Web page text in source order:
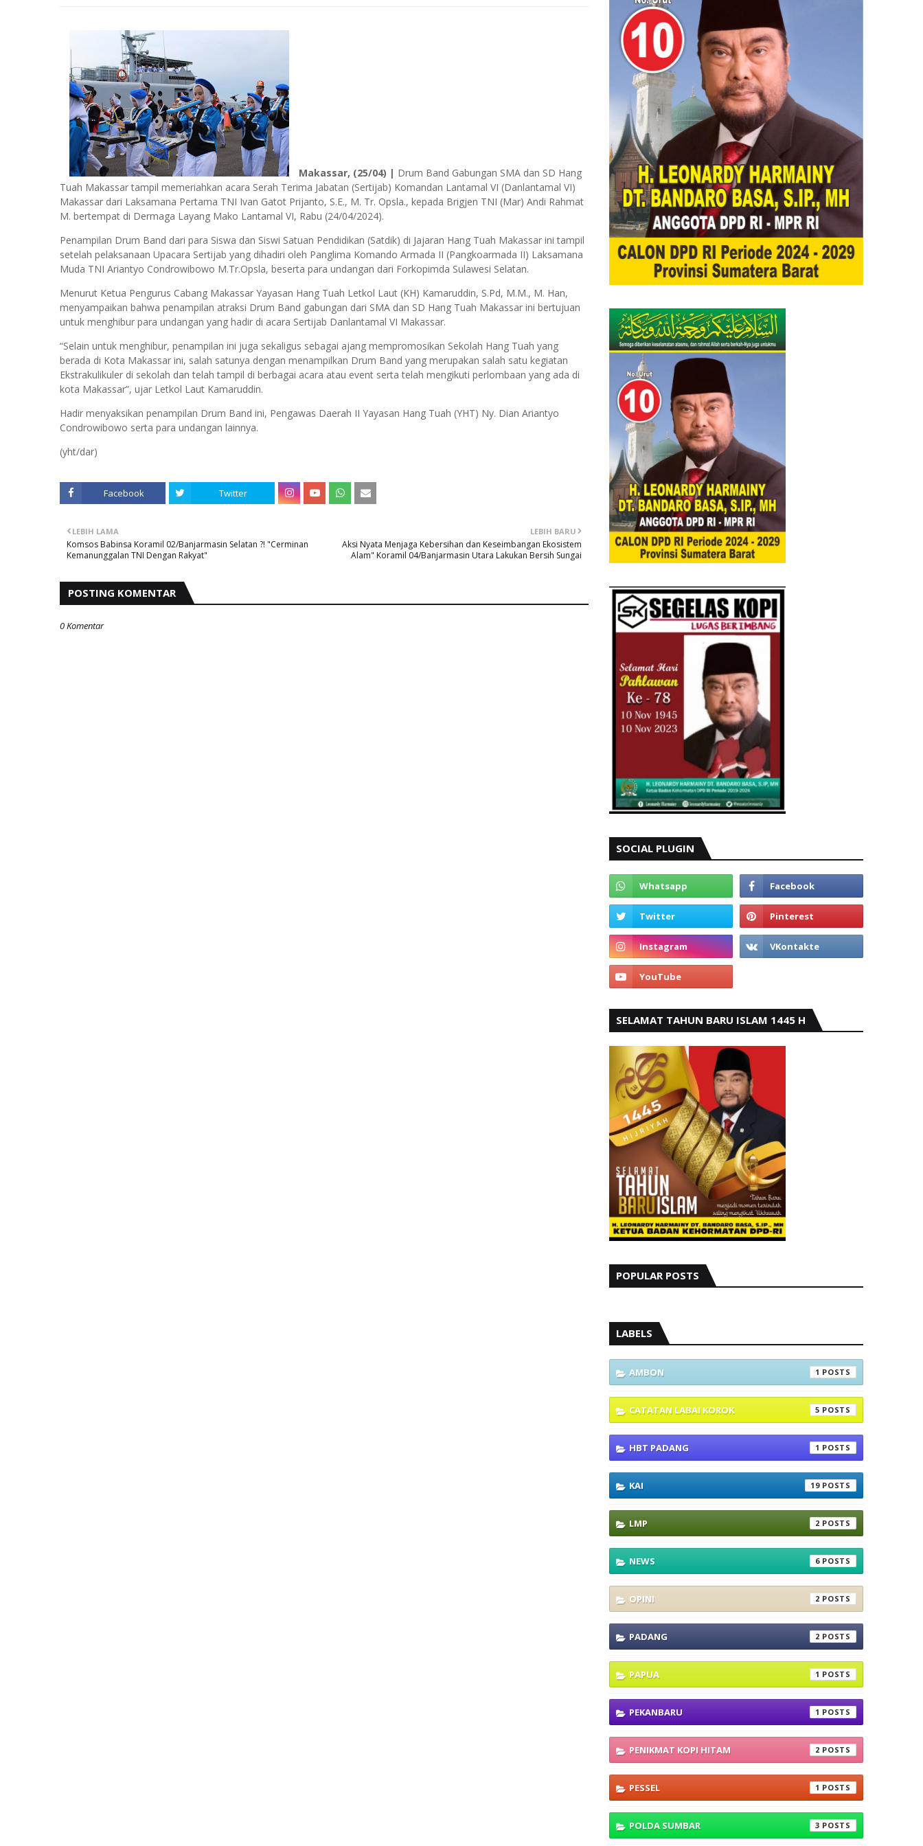
Makassar, (25/04) | Drum Band Gabungan SMA dan SD Hang
Tuah Makassar tampil memeriahkan acara Serah Terima Jabatan (Sertijab) Komandan Lantamal VI (Danlantamal VI)
Makassar dari Laksamana Pertama TNI Ivan Gatot Prijanto, S.E., M. Tr. Opsla., kepada Brigjen TNI (Mar) Andi Rahmat
M. bertempat di Dermaga Layang Mako Lantamal VI, Rabu (24/04/2024).
Penampilan Drum Band dari para Siswa dan Siswi Satuan Pendidikan (Satdik) di Jajaran Hang Tuah Makassar ini tampil
setelah pelaksanaan Upacara Sertijab yang dihadiri oleh Panglima Komando Armada II (Pangkoarmada II) Laksamana
Muda TNI Ariantyo Condrowibowo M.Tr.Opsla, beserta para undangan dari Forkopimda Sulawesi Selatan.
Menurut Ketua Pengurus Cabang Makassar Yayasan Hang Tuah Letkol Laut (KH) Kamaruddin, S.Pd, M.M., M. Han,
menyampaikan bahwa penampilan atraksi Drum Band gabungan dari SMA dan SD Hang Tuah Makassar ini bertujuan
untuk menghibur para undangan yang hadir di acara Sertijab Danlantamal VI Makassar.
“Selain untuk menghibur, penampilan ini juga sekaligus sebagai ajang mempromosikan Sekolah Hang Tuah yang
berada di Kota Makassar ini, salah satunya dengan menampilkan Drum Band yang merupakan salah satu kegiatan
Ekstrakulikuler di sekolah dan telah tampil di berbagai acara atau event serta telah mengikuti perlombaan yang ada di
kota Makassar”, ujar Letkol Laut Kamaruddin.
Hadir menyaksikan penampilan Drum Band ini, Pengawas Daerah II Yayasan Hang Tuah (YHT) Ny. Dian Ariantyo
Condrowibowo serta para undangan lainnya.
(yht/dar)
Facebook Twitter
LEBIH BARU
Aksi Nyata Menjaga Kebersihan dan Keseimbangan Ekosistem
Alam" Koramil 04/Banjarmasin Utara Lakukan Bersih Sungai
LEBIH LAMA
Komsos Babinsa Koramil 02/Banjarmasin Selatan ?! "Cerminan
Kemanunggalan TNI Dengan Rakyat"
POSTING KOMENTAR
0 Komentar
SOCIAL PLUGIN
SELAMAT TAHUN BARU ISLAM 1445 H
POPULAR POSTS
LABELS
AMBON 1
CATATAN LABAI KOROK 5
HBT PADANG 1
KAI 19
LMP 2
NEWS 6
OPINI 2
PADANG 2
PAPUA 1
PEKANBARU 1
PENIKMAT KOPI HITAM 2
PESSEL 1
POLDA SUMBAR 3